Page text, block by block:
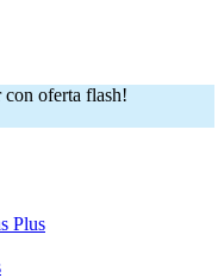
con oferta flash!
Plus